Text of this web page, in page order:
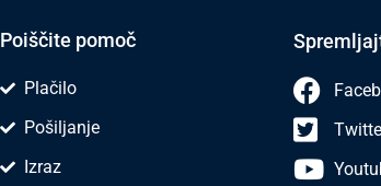
Poiščite pomoč
Plačilo
Pošiljanje
Izraz